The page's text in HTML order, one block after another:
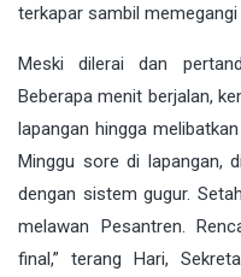
terkapar sambil memegangi
Meski dilerai dan
Beberapa menit berjalan,
lapangan hingga
Minggu sore di lapangan,
dengan sistem gugur.
melawan Pesantren.
final,” terang Hari,